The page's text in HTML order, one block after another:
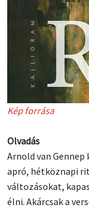
Kép forrása
Olvadás
Arnold van
apró, hétköznapi
változásokat,
élni. Akárcsak a